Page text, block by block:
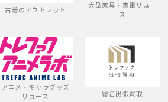
古着のアウトレット
大型家具・家電リユー
ス
アニメ・キャラグッズ
リユース
総合出張買取